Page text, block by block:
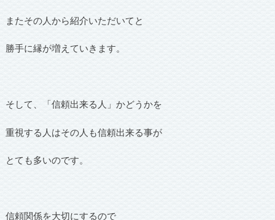
またその人から紹介いただいてと
勝手に縁が増えていきます。
そして、「信頼出来る人」かどうかを
重視する人はその人も信頼出来る事が
とても多いのです。
信頼関係を大切にするので